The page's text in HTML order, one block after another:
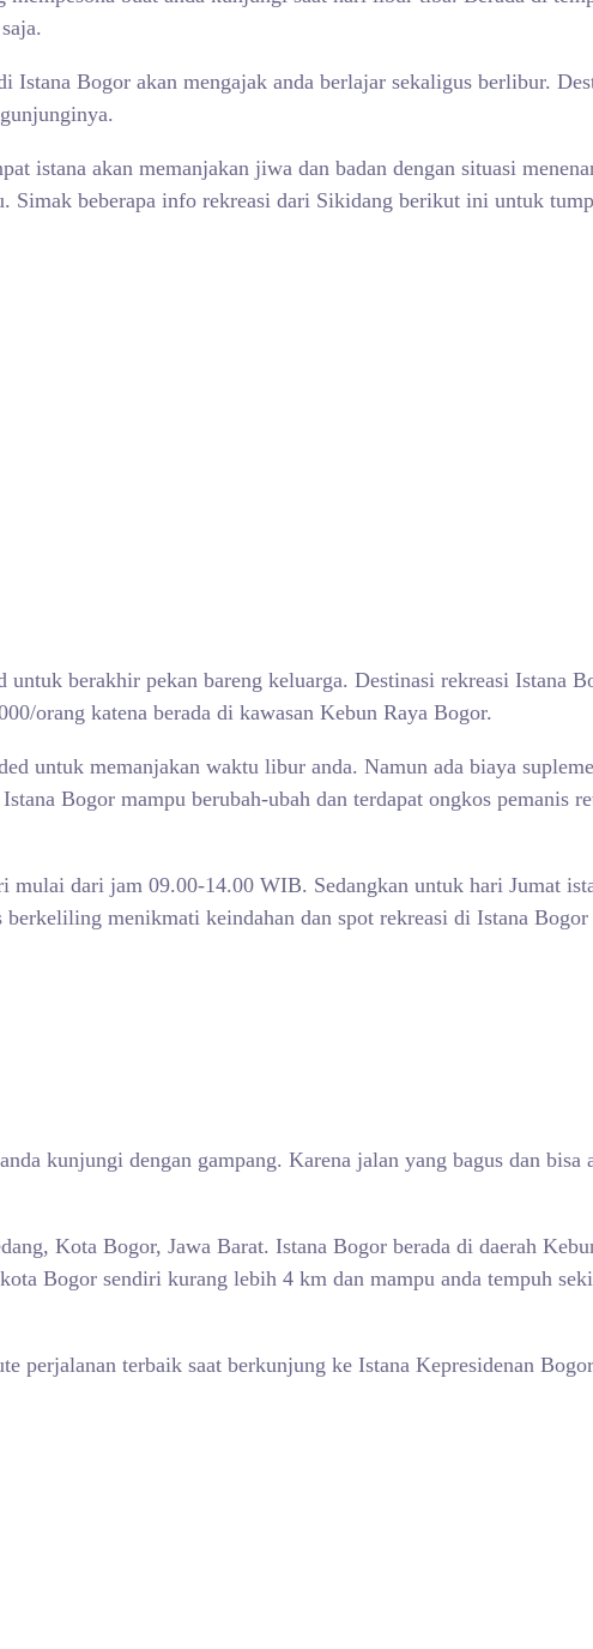
Istana Bogor akan mengajak anda berlajar sekaligus berlibur.
istana akan memanjakan jiwa dan badan dengan situasi
Simak beberapa info rekreasi dari Sikidang berikut ini untuk
berakhir pekan bareng keluarga. Destinasi rekreasi Istana
orang katena berada di kawasan Kebun Raya Bogor.
untuk memanjakan waktu libur anda. Namun ada biaya
Istana Bogor mampu berubah-ubah dan terdapat ongkos pemanis
mulai dari jam 09.00-14.00 WIB. Sedangkan untuk hari Jumat
menikmati keindahan dan spot rekreasi di Istana Bogor
kunjungi dengan gampang. Karena jalan yang bagus dan bisa
Kota Bogor, Jawa Barat. Istana Bogor berada di daerah
Bogor sendiri kurang lebih 4 km dan mampu anda tempuh
perjalanan terbaik saat berkunjung ke Istana Kepresidenan